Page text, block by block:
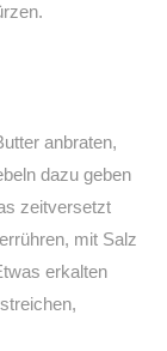
anbraten,
dazu geben
zeitversetzt
mit Salz
erkalten